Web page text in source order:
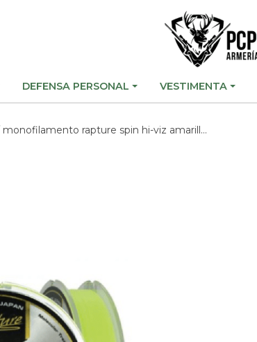
DEFENSA PERSONAL VESTIMENTA
rapture spin hi-viz amarillo fluor -150mts-